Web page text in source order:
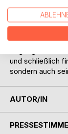
Stimmen nach
an spielt sein
Dasein wird ein
und schließlich
sondern auch
AUTOR/IN